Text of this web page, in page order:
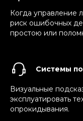
Когда управление
риск ошибочных
простою или
Системы
Визуальные
эксплуатировать
опрокидывания.